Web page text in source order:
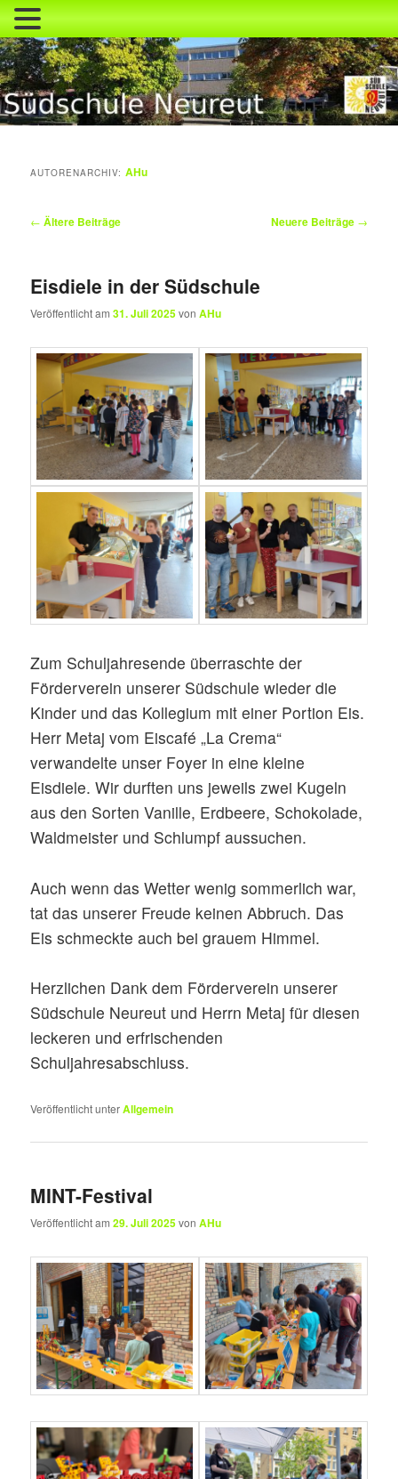
Zum
primären
Inhalt
springen
Zum
sekundären
Inhalt
springen
AUTORENARCHIV:AHu
Beitragsnavigation
← Ältere Beiträge Neuere Beiträge →
Eisdiele in der Südschule
Veröffentlicht am31. Juli 2025vonAHu
Zum Schuljahresende überraschte der
Förderverein unserer Südschule wieder die
Kinder und das Kollegium mit einer Portion Eis.
Herr Metaj vom Eiscafé „La Crema“
verwandelte unser Foyer in eine kleine
Eisdiele. Wir durften uns jeweils zwei Kugeln
aus den Sorten Vanille, Erdbeere, Schokolade,
Waldmeister und Schlumpf aussuchen.
Auch wenn das Wetter wenig sommerlich war,
tat das unserer Freude keinen Abbruch. Das
Eis schmeckte auch bei grauem Himmel.
Herzlichen Dank dem Förderverein unserer
Südschule Neureut und Herrn Metaj für diesen
leckeren und erfrischenden
Schuljahresabschluss.
Veröffentlicht unterAllgemein
MINT-Festival
Veröffentlicht am29. Juli 2025vonAHu